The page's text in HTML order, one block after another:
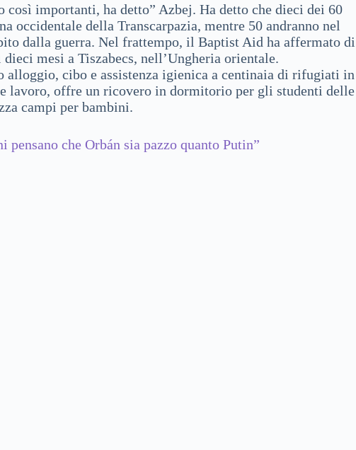
importanti, ha detto” Azbej. Ha detto che dieci dei 60
occidentale della Transcarpazia, mentre 50 andranno nel
dalla guerra. Nel frattempo, il Baptist Aid ha affermato di
mesi a Tiszabecs, nell’Ungheria orientale.
alloggio, cibo e assistenza igienica a centinaia di rifugiati in
lavoro, offre un ricovero in dormitorio per gli studenti delle
campi per bambini.
che Orbán sia pazzo quanto Putin”